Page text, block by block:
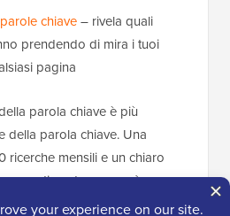
chiave– rivela quali
prendendo di mira i tuoi
pagina
parola chiave è più
della parola chiave. Una
ricerche mensili e un chiaro
genererà spesso
generico con 10.000 ricerche